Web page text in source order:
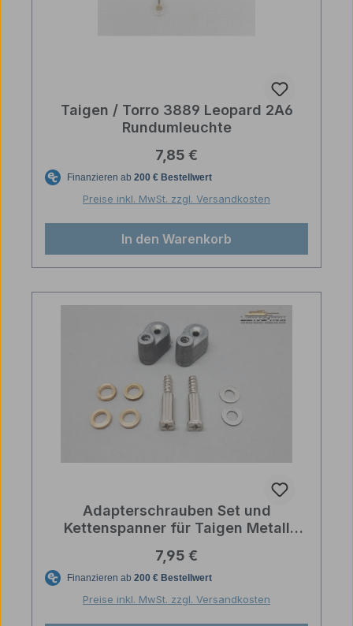
Taigen / Torro 3889 Leopard 2A6
Rundumleuchte
Regulärer Preis:
7,85 €
Preise inkl. MwSt. zzgl. Versandkosten
In den Warenkorb
Adapterschrauben Set und
Kettenspanner für Taigen Metall
Unterwanne
Regulärer Preis:
7,95 €
Preise inkl. MwSt. zzgl. Versandkosten